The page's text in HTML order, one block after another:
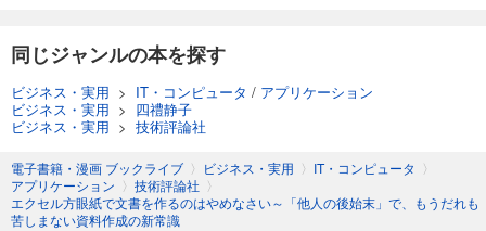
同じジャンルの本を探す
ビジネス・実用 > IT・コンピュータ / アプリケーション
ビジネス・実用 > 四禮静子
ビジネス・実用 > 技術評論社
電子書籍・漫画 ブックライブ 〉 ビジネス・実用 〉 IT・コンピュータ 〉
アプリケーション 〉 技術評論社 〉
エクセル方眼紙で文書を作るのはやめなさい～「他人の後始末」で、もうだれも
苦しまない資料作成の新常識